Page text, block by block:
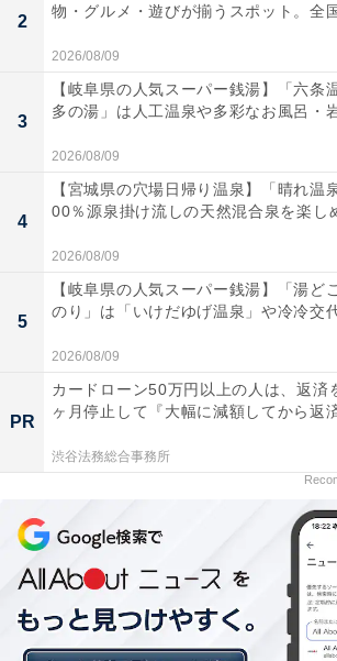
2
物・グルメ・遊びが揃うスポット。全
2026/08/09
3
【岐阜県の人気スーパー銭湯】「六条
多の湯」は人工温泉や多彩なお風呂・
2026/08/09
4
【宮城県の穴場日帰り温泉】「晴れ温
00％源泉掛け流しの天然混合泉を楽し
2026/08/09
5
【岐阜県の人気スーパー銭湯】「湯ど
のり」は「いけだゆげ温泉」や冷冷交
2026/08/09
PR
カードローン50万円以上の人は、返済
ヶ月停止して『大幅に減額してから返
渋谷法務総合事務所